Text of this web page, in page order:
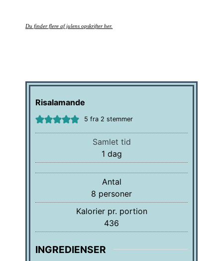
Du finder flere af julens opskrifter her.
Risalamande
5 fra 2 stemmer
Samlet tid
1dag
dag
Antal
8 personer
Kalorier pr. portion
436
INGREDIENSER